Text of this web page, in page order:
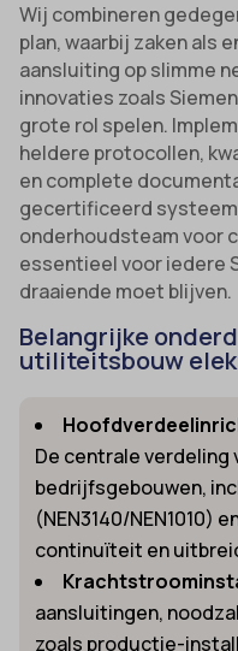
Wij combineren
plan, waarbij zaken als
aansluiting op slimme
innovaties zoals
grote rol spelen.
heldere protocollen,
en complete
gecertificeerd
onderhoudsteam voor
essentieel voor iedere
draaiende moet blijven.
Belangrijke
utiliteitsbouw
De centrale verdeling
bedrijfsgebouwen,
(NEN3140/NEN1010)
continuïteit en
aansluitingen,
zoals productie-